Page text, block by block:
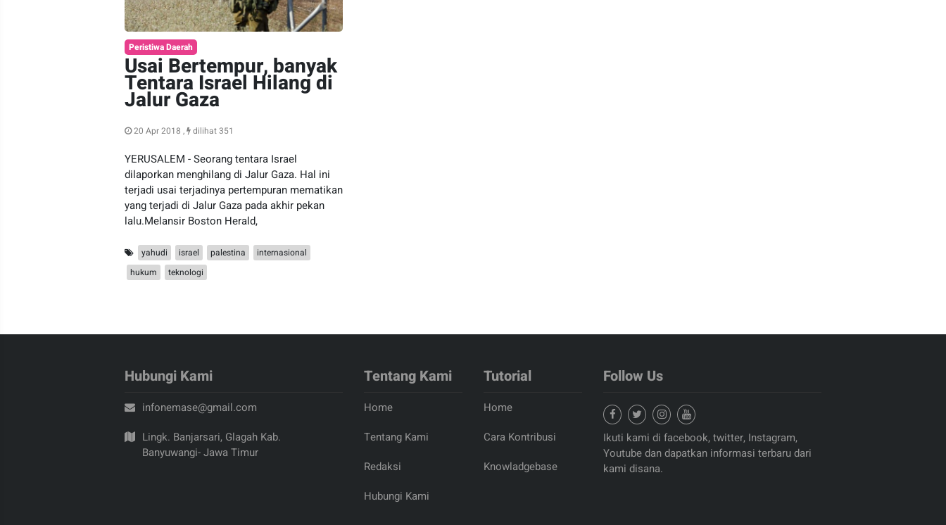
Peristiwa Daerah
Usai Bertempur, banyak
Tentara Israel Hilang di
Jalur Gaza
20 Apr 2018 , dilihat 351
YERUSALEM - Seorang tentara Israel
dilaporkan menghilang di Jalur Gaza. Hal ini
terjadi usai terjadinya pertempuran mematikan
yang terjadi di Jalur Gaza pada akhir pekan
lalu.Melansir Boston Herald,
yahudi israel palestina
internasional
hukum
teknologi
Hubungi Kami
infonemase@gmail.com
Lingk. Banjarsari, Glagah Kab.
Banyuwangi- Jawa Timur
Tentang Kami
Home
Tentang Kami
Redaksi
Hubungi Kami
Tutorial
Home
Cara Kontribusi
Knowladgebase
Follow Us
Ikuti kami di facebook, twitter, Instagram,
Youtube dan dapatkan informasi terbaru dari
kami disana.